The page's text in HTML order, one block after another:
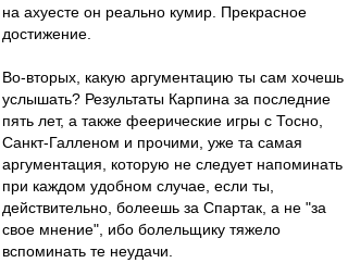
на ахуесте он реально кумир. Прекрасное
достижение.
Во-вторых, какую аргументацию ты сам хочешь
услышать? Результаты Карпина за последние
пять лет, а также феерические игры с Тосно,
Санкт-Галленом и прочими, уже та самая
аргументация, которую не следует напоминать
при каждом удобном случае, если ты,
действительно, болеешь за Спартак, а не "за
свое мнение", ибо болельщику тяжело
вспоминать те неудачи.